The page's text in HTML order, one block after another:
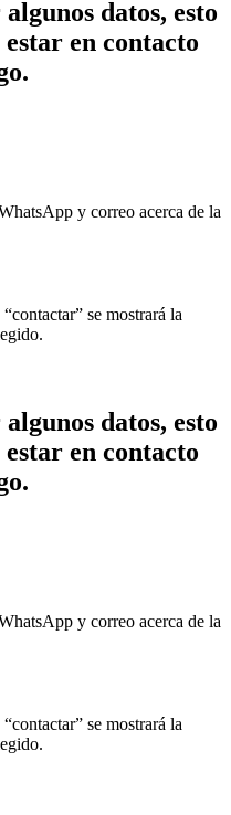
datos, esto
en contacto
y correo acerca de la
se mostrará la
datos, esto
en contacto
y correo acerca de la
se mostrará la